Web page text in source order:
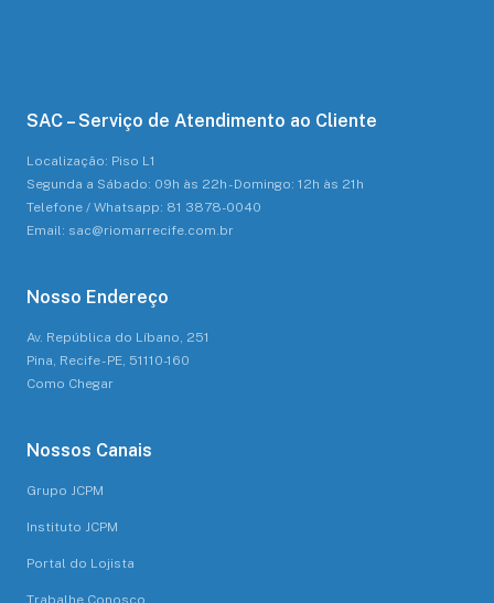
SAC – Serviço de Atendimento ao Cliente
Localização: Piso L1
Segunda a Sábado: 09h às 22h - Domingo: 12h às 21h
Telefone / Whatsapp: 81 3878-0040
Email: sac@riomarrecife.com.br
Nosso Endereço
Av. República do Líbano, 251
Pina, Recife - PE, 51110-160
Como Chegar
Nossos Canais
Grupo JCPM
Instituto JCPM
Portal do Lojista
Trabalhe Conosco